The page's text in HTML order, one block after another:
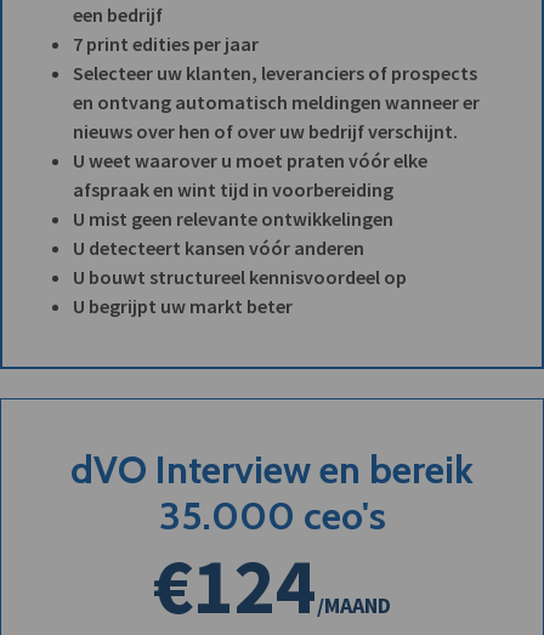
een bedrijf
7 print edities per jaar
Selecteer uw klanten, leveranciers of prospects
en ontvang automatisch meldingen wanneer er
nieuws over hen of over uw bedrijf verschijnt.
U weet waarover u moet praten vóór elke
afspraak en wint tijd in voorbereiding
U mist geen relevante ontwikkelingen
U detecteert kansen vóór anderen
U bouwt structureel kennisvoordeel op
U begrijpt uw markt beter
dVO Interview en bereik
35.000 ceo's
€124/MAAND